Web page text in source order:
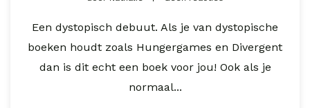
Een dystopisch debuut. Als je van dystopische
boeken houdt zoals Hungergames en Divergent
dan is dit echt een boek voor jou! Ook als je
normaal...